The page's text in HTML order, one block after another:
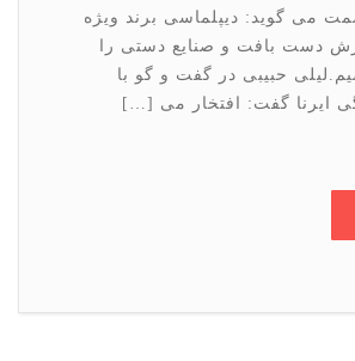
دیپلماسی برند ویژه
و صنایع دستی را
حبیبی در گفت و گو با
گفت: افتخار می […]